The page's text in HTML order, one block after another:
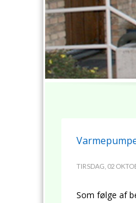
TIRSDAG, 02
Som følge af